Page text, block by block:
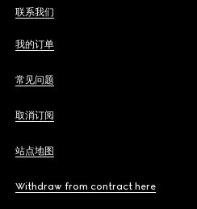
联系我们
我的订单
常见问题
取消订阅
站点地图
Withdraw from contract here